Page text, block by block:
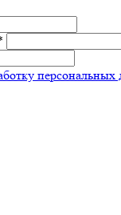
персональных